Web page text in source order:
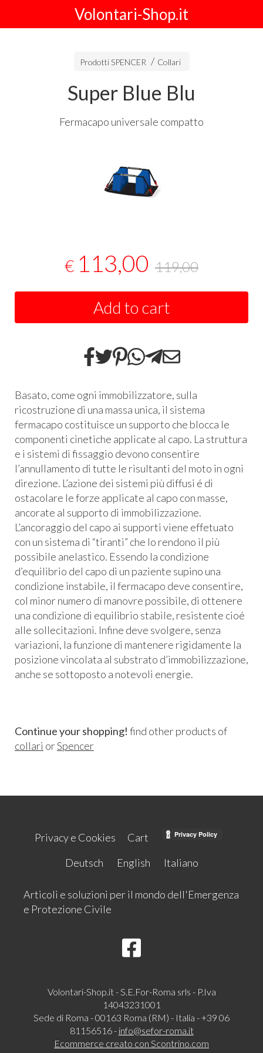
Volontari-Shop.it
Prodotti SPENCER Collari
Super Blue Blu
Fermacapo universale compatto
€ 113,00 119,00
Add to cart
Basato, come ogni immobilizzatore, sulla
ricostruzione di una massa unica, il sistema
fermacapo costituisce un supporto che blocca le
componenti cinetiche applicate al capo. La struttura
e i sistemi di fissaggio devono consentire
l’annullamento di tutte le risultanti del moto in ogni
direzione. L’azione dei sistemi più diffusi é di
ostacolare le forze applicate al capo con masse,
ancorate al supporto di immobilizzazione.
L’ancoraggio del capo ai supporti viene effetuato
con un sistema di “tiranti” che lo rendono il più
possibile anelastico. Essendo la condizione
d’equilibrio del capo di un paziente supino una
condizione instabile, il fermacapo deve consentire,
col minor numero di manovre possibile, di ottenere
una condizione di equilibrio stabile, resistente cioé
alle sollecitazioni. Infine deve svolgere, senza
variazioni, la funzione di mantenere rigidamente la
posizione vincolata al substrato d’immobilizzazione,
anche se sottoposto a notevoli energie.
Continue your shopping! find other products of
collari orSpencer
Privacy e Cookies
Cart
Deutsch
English Italiano
Articoli e soluzioni per il mondo dell'Emergenza
e Protezione Civile
Volontari-Shop.it - S.E.For-Roma srls - P.Iva
14043231001
Sede di Roma - 00163 Roma (RM) - Italia - +39 06
81156516 - info@sefor-roma.it
Ecommerce creato con Scontrino.com